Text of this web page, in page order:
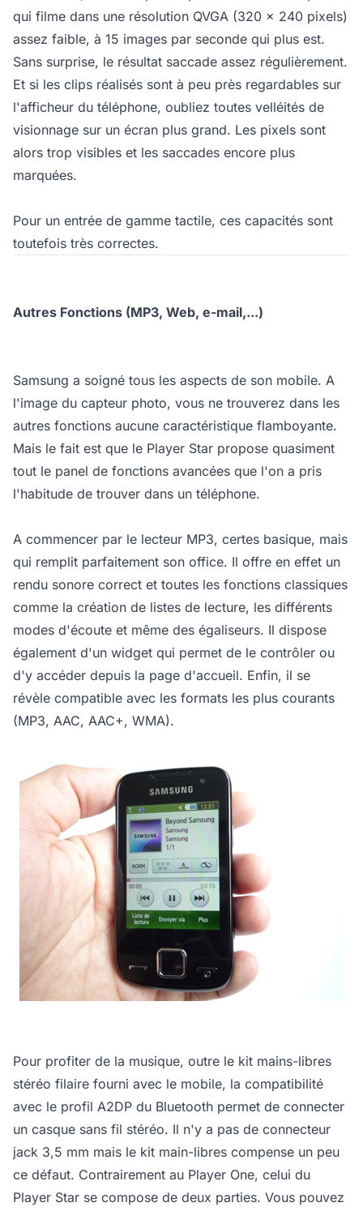
qui filme dans une résolution QVGA (320 x 240 pixels)
assez faible, à 15 images par seconde qui plus est.
Sans surprise, le résultat saccade assez régulièrement.
Et si les clips réalisés sont à peu près regardables sur
l'afficheur du téléphone, oubliez toutes velléités de
visionnage sur un écran plus grand. Les pixels sont
alors trop visibles et les saccades encore plus
marquées.
Pour un entrée de gamme tactile, ces capacités sont
toutefois très correctes.
Autres Fonctions (MP3, Web, e-mail,...)
Samsung a soigné tous les aspects de son mobile. A
l'image du capteur photo, vous ne trouverez dans les
autres fonctions aucune caractéristique flamboyante.
Mais le fait est que le Player Star propose quasiment
tout le panel de fonctions avancées que l'on a pris
l'habitude de trouver dans un téléphone.
A commencer par le lecteur MP3, certes basique, mais
qui remplit parfaitement son office. Il offre en effet un
rendu sonore correct et toutes les fonctions classiques
comme la création de listes de lecture, les différents
modes d'écoute et même des égaliseurs. Il dispose
également d'un widget qui permet de le contrôler ou
d'y accéder depuis la page d'accueil. Enfin, il se
révèle compatible avec les formats les plus courants
(MP3, AAC, AAC+, WMA).
Pour profiter de la musique, outre le kit mains-libres
stéréo filaire fourni avec le mobile, la compatibilité
avec le profil A2DP du Bluetooth permet de connecter
un casque sans fil stéréo. Il n'y a pas de connecteur
jack 3,5 mm mais le kit main-libres compense un peu
ce défaut. Contrairement au Player One, celui du
Player Star se compose de deux parties. Vous pouvez